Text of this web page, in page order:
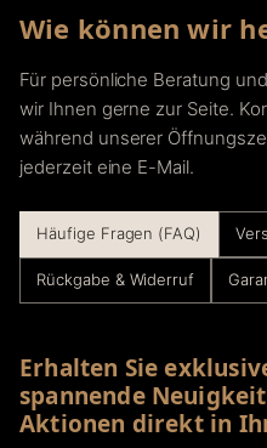
Wie können wir
Für persönliche Beratung
wir Ihnen gerne zur Seite.
während unserer
jederzeit eine E-Mail.
Häufige Fragen (FAQ)
Rückgabe & Widerruf
Erhalten Sie
spannende
Aktionen direkt in